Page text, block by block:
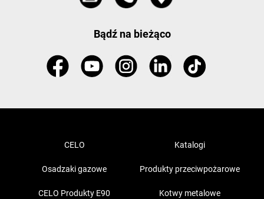
Bądź na bieżąco
CELO Katalogi
Osadzaki gazowe Produkty przeciwpożarowe
CELO Produkty E90 Kotwy metalowe